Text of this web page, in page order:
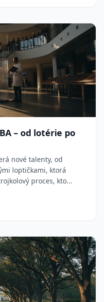
– od lotérie po
nové talenty, od
loptičkami, ktorá
proces, kto...